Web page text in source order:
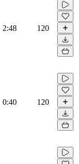
2:48 120
0:40 120